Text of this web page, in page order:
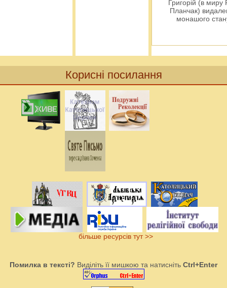
Григорій (в миру
Планчак)
монашого
Корисні посилання
більше ресурсів тут >>
Помилка в тексті? Виділіть її мишкою та натисніть Ctrl+Enter